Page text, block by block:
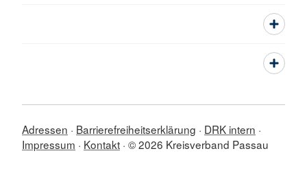
Adressen Barrierefreiheitserklärung
DRK intern
Impressum
Kontakt © 2026 Kreisverband Passau